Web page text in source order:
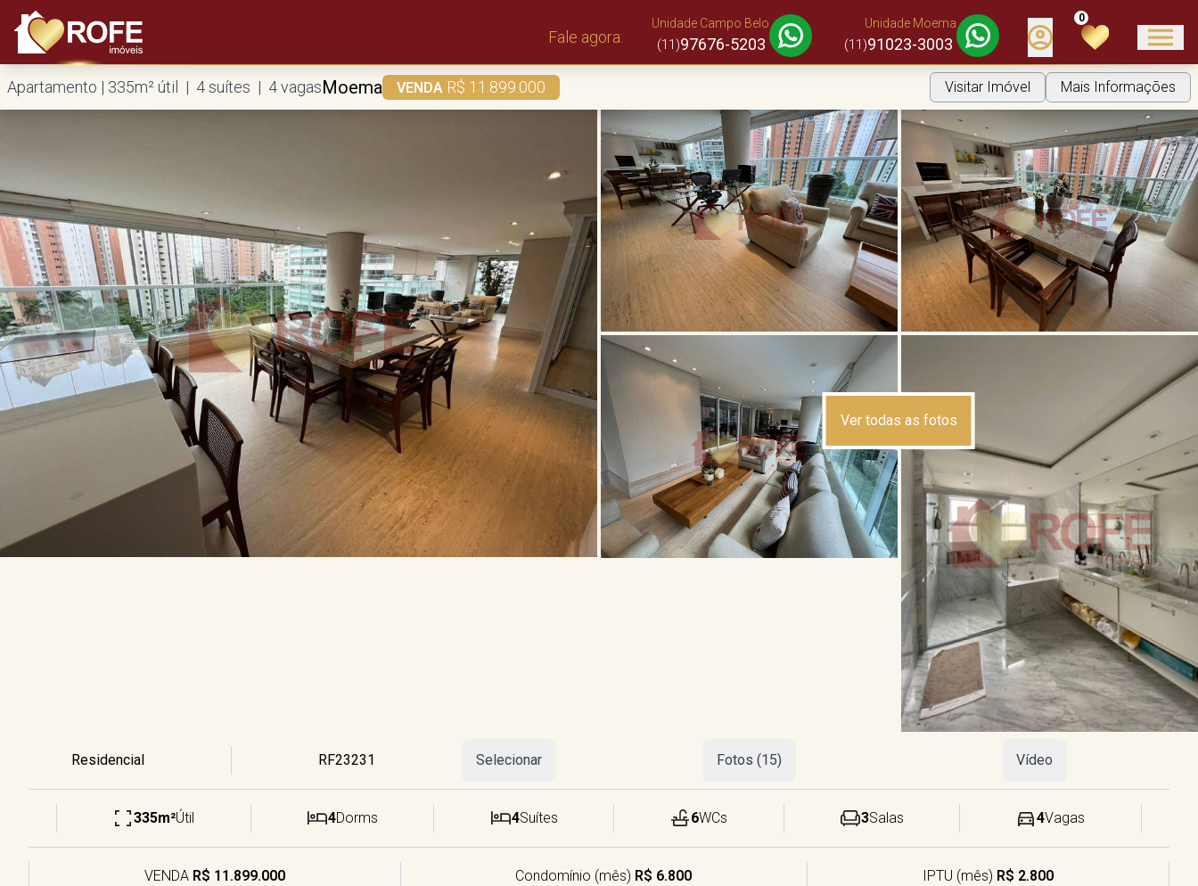
Fale agora:
Unidade Campo Belo
(11)97676-5203
Unidade Moema
(11)91023-3003
0
Apartamento | 335m² útil | 4 suítes | 4 vagasMoema VENDA R$ 11.899.000 Visitar Imóvel Mais Informações
Ver todas as fotos
Residencial RF23231 Selecionar Fotos (15) Vídeo
335m²Útil 4Dorms 4Suítes 6WCs 3Salas 4Vagas
VENDA R$ 11.899.000 Condomínio (mês) R$ 6.800 IPTU (mês) R$ 2.800